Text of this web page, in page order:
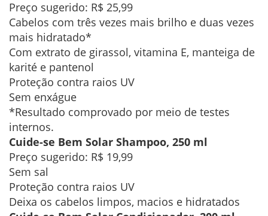
Preço sugerido: R$ 25,99
Cabelos com três vezes mais brilho e duas vezes
mais hidratado*
Com extrato de girassol, vitamina E, manteiga de
karité e pantenol
Proteção contra raios UV
Sem enxágue
*Resultado comprovado por meio de testes
internos.
Cuide-se Bem Solar Shampoo, 250 ml
Preço sugerido: R$ 19,99
Sem sal
Proteção contra raios UV
Deixa os cabelos limpos, macios e hidratados